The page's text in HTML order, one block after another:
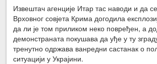
Извештач агенције Итар тас наводи и да
Врховног совјета Крима догодила
да ли је том приликом неко повређен, а
демонстраната покушава да уђе у ту
тренутно одржава ванредни састанак о
ситуацији у Украјини.